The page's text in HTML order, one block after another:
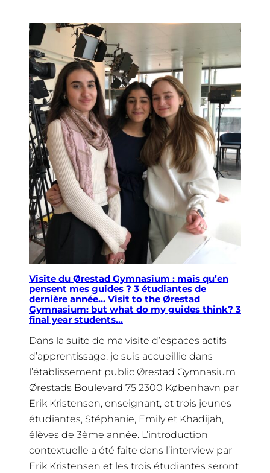
Visite du Ørestad Gymnasium : mais qu’en
pensent mes guides ? 3 étudiantes de
dernière année… Visit to the Ørestad
Gymnasium: but what do my guides think? 3
final year students…
Dans la suite de ma visite d’espaces actifs
d’apprentissage, je suis accueillie dans
l’établissement public Ørestad Gymnasium
Ørestads Boulevard 75 2300 København par
Erik Kristensen, enseignant, et trois jeunes
étudiantes, Stéphanie, Emily et Khadijah,
élèves de 3ème année. L’introduction
contextuelle a été faite dans l’interview par
Erik Kristensen et les trois étudiantes seront